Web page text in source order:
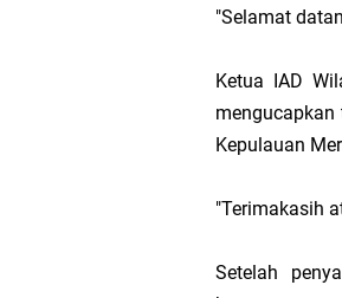
"Selamat
Ketua IAD
mengucapkan
Kepulauan
"Terimakasih
Setelah